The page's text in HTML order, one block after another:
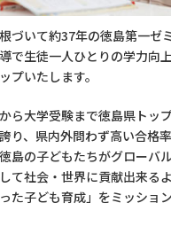
づいて約37年の徳島第一ゼ
で生徒一人ひとりの学力向
プいたします。
ら大学受験まで徳島県トッ
り、県内外問わず高い合格
島の子どもたちがグローバ
て社会・世界に貢献出来る
た子ども育成」をミッショ